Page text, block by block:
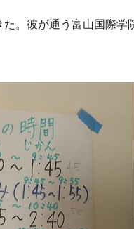
。彼が通う富山国際学